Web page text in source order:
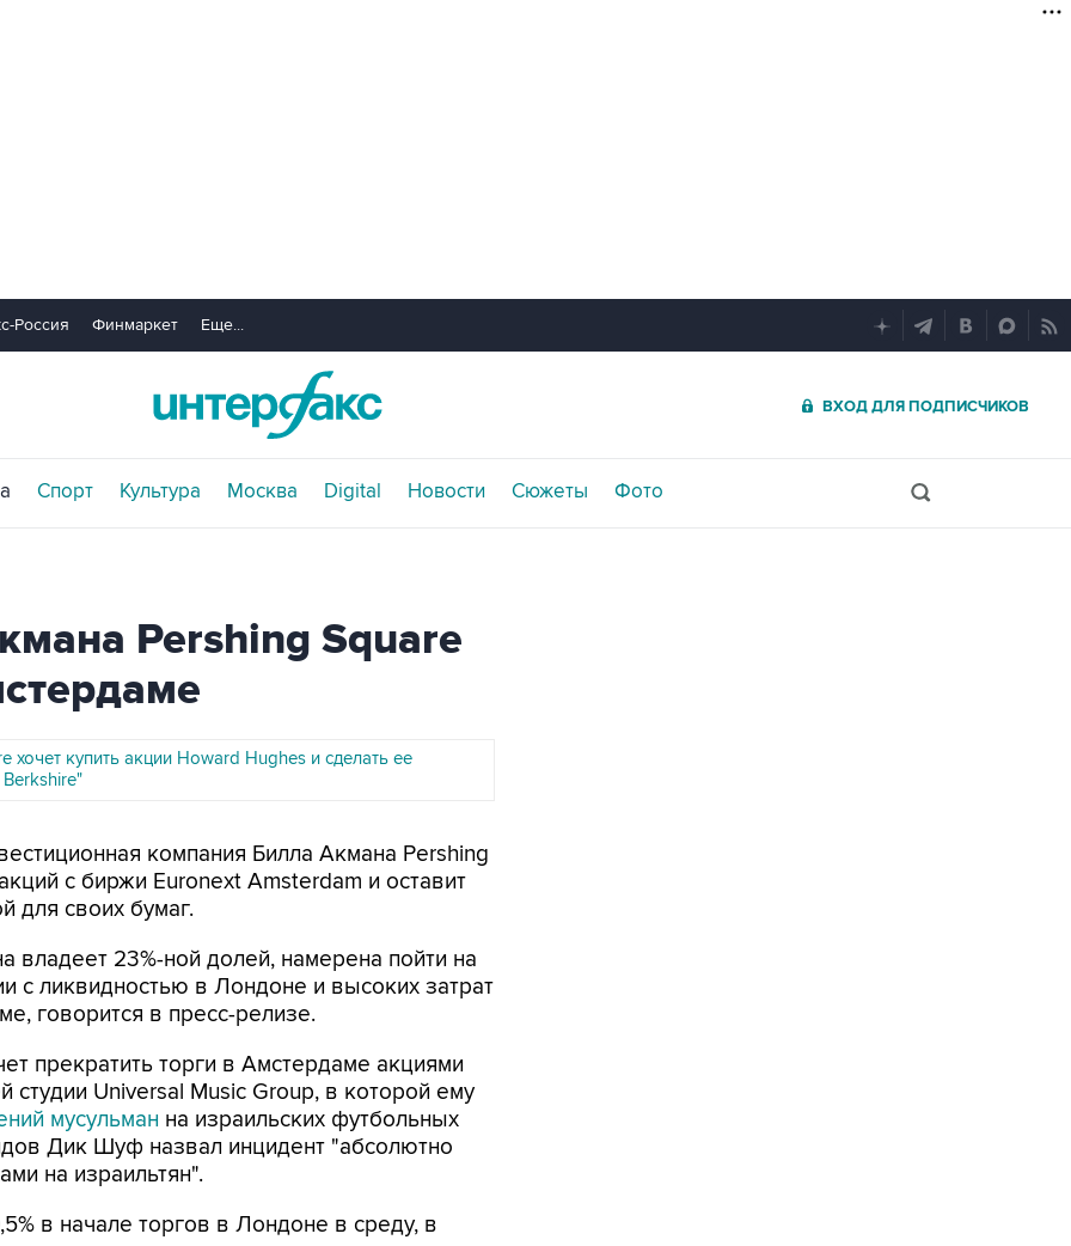
Россия Финмаркет Еще...
ВХОД ДЛЯ ПОДПИСЧИКОВ
Спорт Культура Москва Digital Новости Сюжеты Фото
Pershing Square
хочет купить акции Howard Hughes и сделать ее
компания Билла Акмана Pershing
с биржи Euronext Amsterdam и оставит
для своих бумаг.
владеет 23%-ной долей, намерена пойти на
с ликвидностью в Лондоне и высоких затрат
говорится в пресс-релизе.
прекратить торги в Амстердаме акциями
Universal Music Group, в которой ему
мусульман на израильских футбольных
Дик Шуф назвал инцидент "абсолютно
на израильтян".
в начале торгов в Лондоне в среду, в